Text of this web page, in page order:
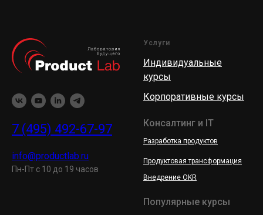
7 (495) 492-67-97
info@productlab.ru
Пн-Пт с 10 до 19 часов
Услуги
Индивидуальные
курсы
Корпоративные курсы
Консалтинг и IT
Разработка продуктов
Продуктовая трансформация
Внедрение OKR
Популярные курсы